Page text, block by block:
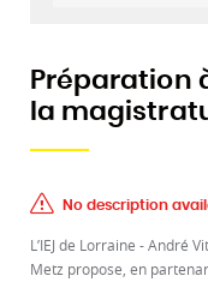
Préparation
la
No description
L’IEJ de Lorraine - André
Metz propose, en